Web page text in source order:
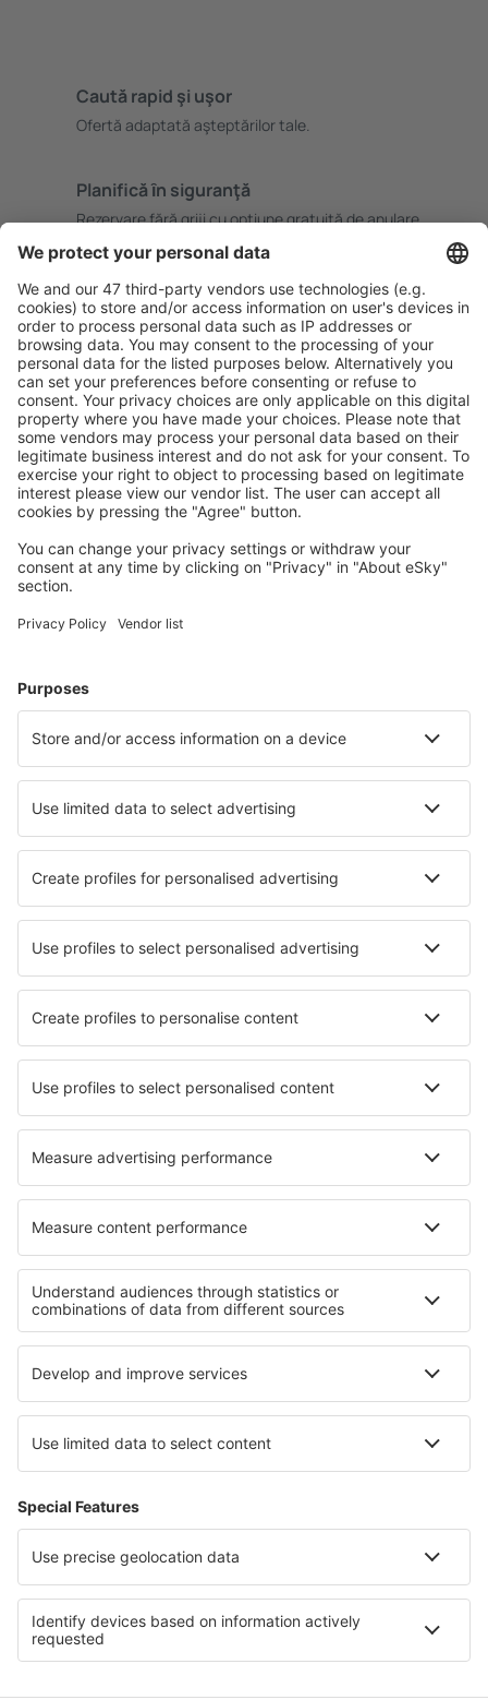
Caută rapid şi uşor
Ofertă adaptată aşteptărilor tale.
Planifică ȋn siguranţă
Rezervare fără griji cu opțiune gratuită de anulare.
Economiseşte mai mult
Prețuri atractive și oferte speciale pentru utilizatorii
conectați.
Cazarea preferată
Alege din peste 1,3 mil. de opţiuni: hoteluri, cabane,
apartamente și altele.
Cele mai căutate cazări de către utilizatorii eSky
Cazare în Africa de Sud - Orașe populare
Cazare în Sandton
Cazare în Vryheid Cazare în Nottingham Road
Cazare în Himeville Cazare în Grahamstown
Cele mai bune locuri de cazare - orașe
Cazare în Conservatória Cazare în Niella Tanaro
Cazare în Grassnitz Cazare în Cottage Grove
Cazare în Kirchhasel Cazare în Kurdějov
Cazare în Skrzyszów k. Ropczyc Cazare în Nubia
Cele mai bune locuri de cazare - regiuni
Cazare in Thornybush Game Reserve
Cazare in Blyde River Canyon Nature Reserve
Cazare in Timbavati Game Reserve
Cazare in Woodbush Forest Reserve
Cazare în Les Deux Alpes Cazare la Parcul Național Etosha